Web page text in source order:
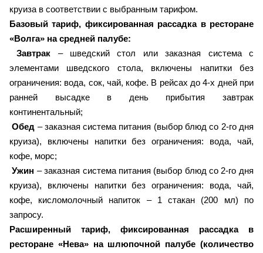
круиза в соответствии с выбранным тарифом.
Базовый тариф, фиксированная рассадка в ресторане
«Волга» на средней палубе:
Завтрак – шведский стол или заказная система с
элементами шведского стола, включены напитки без
ограничения: вода, сок, чай, кофе. В рейсах до 4-х дней при
ранней высадке в день прибытия завтрак
континентальный;
Обед – заказная система питания (выбор блюд со 2-го дня
круиза), включены напитки без ограничения: вода, чай,
кофе, морс;
Ужин – заказная система питания (выбор блюд со 2-го дня
круиза), включены напитки без ограничения: вода, чай,
кофе, кисломолочный напиток – 1 стакан (200 мл) по
запросу.
Расширенный тариф, фиксированная рассадка в
ресторане «Нева» на шлюпочной палубе (количество